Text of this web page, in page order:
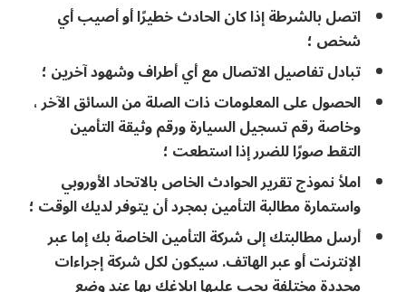
اتصل بالشرطة إذا كان الحادث خطيرًا أو أصيب أي
شخص ؛
تبادل تفاصيل الاتصال مع أي أطراف وشهود آخرين ؛
الحصول على المعلومات ذات الصلة من السائق الآخر ،
وخاصة رقم تسجيل السيارة ورقم وثيقة التأمين
التقط صورًا للضرر إذا استطعت ؛
املأ نموذج تقرير الحوادث الخاص بالاتحاد الأوروبي
واستمارة مطالبة التأمين بمجرد أن يتوفر لديك الوقت ؛
أرسل مطالبتك إلى شركة التأمين الخاصة بك إما عبر
الإنترنت أو عبر الهاتف. سيكون لكل شركة إجراءات